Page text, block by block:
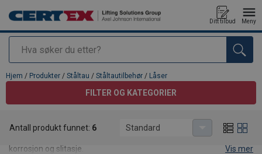
Søk
Ditt tilbud Meny
Produkt lagt i din handlekurv
Hjem / Produkter / Ståltau / Ståltautilbehør / Låser
FILTER OG KATEGORIER
Vårt utvalg av låser av høy kvalitet som er motstandsdyktige mot
korrosjon og slitasje.
Vis mer
Antall produkt funnet: 6 Standard